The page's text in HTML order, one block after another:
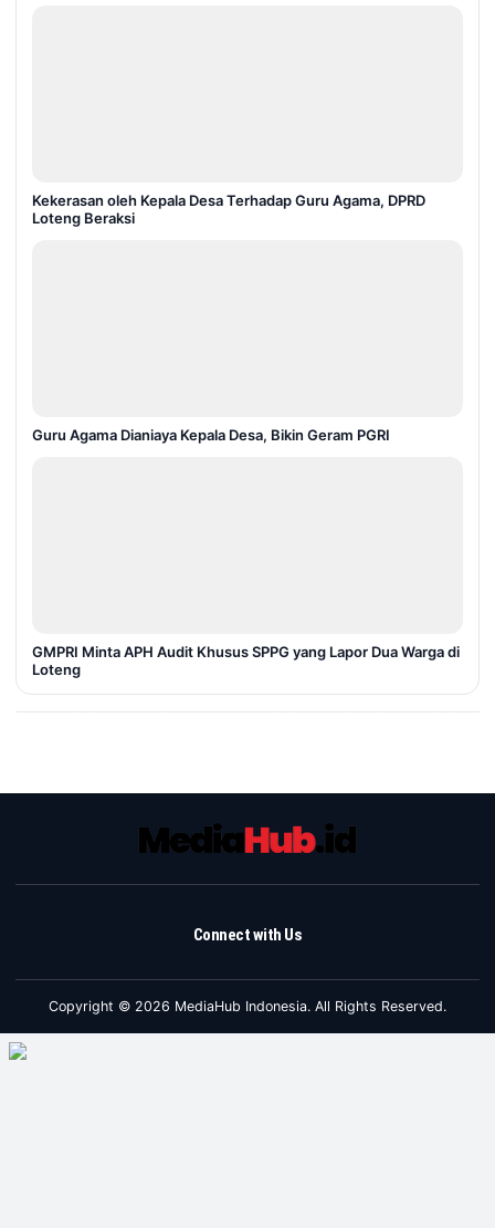
Kekerasan oleh Kepala Desa Terhadap Guru Agama, DPRD
Loteng Beraksi
Guru Agama Dianiaya Kepala Desa, Bikin Geram PGRI
GMPRI Minta APH Audit Khusus SPPG yang Lapor Dua Warga di
Loteng
Connect with Us
Copyright © 2026 MediaHub Indonesia. All Rights Reserved.